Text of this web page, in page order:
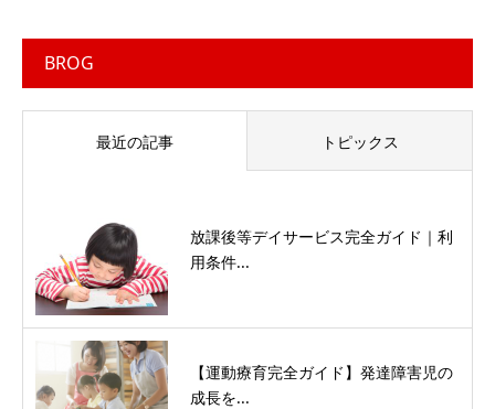
BROG
最近の記事 トピックス
放課後等デイサービス完全ガイド｜利
用条件...
【運動療育完全ガイド】発達障害児の
成長を...